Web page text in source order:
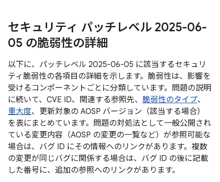
セキュリティ パッチレベル 2025-06-
05 の脆弱性の詳細
以下に、パッチレベル 2025-06-05 に該当するセキュリ
ティ脆弱性の各項目の詳細を示します。脆弱性は、影響を
受けるコンポーネントごとに分類しています。問題の説明
に続いて、CVE ID、関連する参照先、 脆弱性のタイプ、
重大度、更新対象の AOSP バージョン（該当する場合）
を表にまとめています。問題の対処法として一般公開され
ている変更内容（AOSP の変更の一覧など）が参照可能な
場合は、バグ ID にその情報へのリンクがあります。複数
の変更が同じバグに関係する場合は、バグ ID の後に記載
した番号に、追加の参照へのリンクがあります。